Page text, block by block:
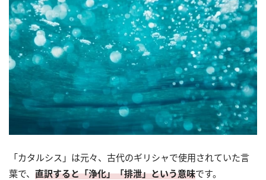
「カタルシス」は元々、古代のギリシャで使用されていた言
葉で、 直訳すると「浄化」「排泄」という意味です。